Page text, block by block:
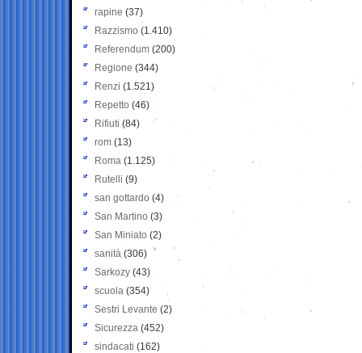
rapine (37)
Razzismo (1.410)
Referendum (200)
Regione (344)
Renzi (1.521)
Repetto (46)
Rifiuti (84)
rom (13)
Roma (1.125)
Rutelli (9)
san gottardo (4)
San Martino (3)
San Miniato (2)
sanità (306)
Sarkozy (43)
scuola (354)
Sestri Levante (2)
Sicurezza (452)
sindacati (162)